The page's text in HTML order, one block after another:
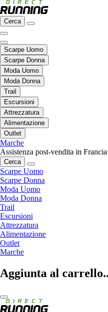
Cerca
Scarpe Uomo
Scarpe Donna
Moda Uomo
Moda Donna
Trail
Escursioni
Attrezzatura
Alimentazione
Outlet
Marche
Assistenza post-vendita in Francia
Cerca
Scarpe Uomo
Scarpe Donna
Moda Uomo
Moda Donna
Trail
Escursioni
Attrezzatura
Alimentazione
Outlet
Marche
Aggiunta al